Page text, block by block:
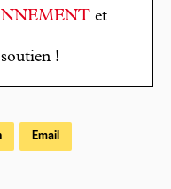
et
!
Email